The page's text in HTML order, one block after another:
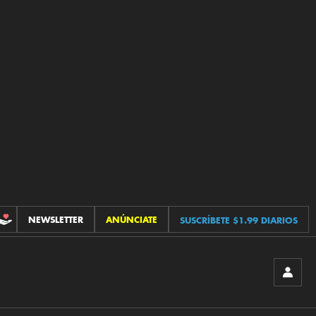
CONTRIBUCIONES
NEWSLETTER ANÚNCIATE SUSCRÍBETE $1.99 DIARIOS